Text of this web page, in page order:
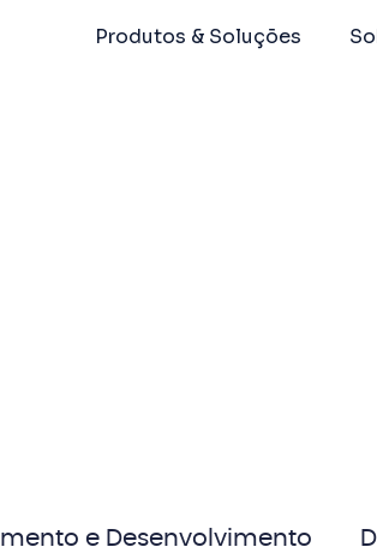
Produtos & Soluções
e Desenvolvimento